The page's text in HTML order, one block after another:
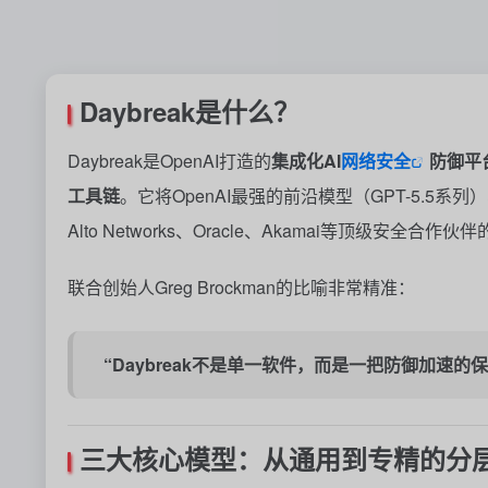
Daybreak是什么？
Daybreak是OpenAI打造的集成化AI网络安全
防御平
工具链。它将OpenAI最强的前沿模型（GPT-5.5系列
Alto Networks、Oracle、Akamai等顶级安全合作伙伴
联合创始人Greg Brockman的比喻非常精准：
“Daybreak不是单一软件，而是一把防御加速的
三大核心模型：从通用到专精的分